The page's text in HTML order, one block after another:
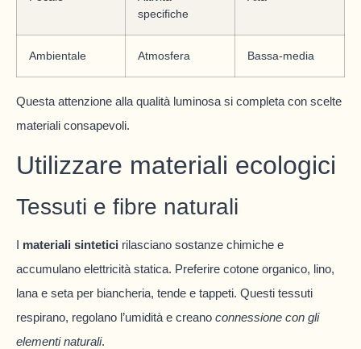
specifiche
Ambientale Atmosfera Bassa-media
Questa attenzione alla qualità luminosa si completa con scelte
materiali consapevoli.
Utilizzare materiali ecologici
Tessuti e fibre naturali
I materiali sintetici rilasciano sostanze chimiche e
accumulano elettricità statica. Preferire cotone organico, lino,
lana e seta per biancheria, tende e tappeti. Questi tessuti
respirano, regolano l’umidità e creano connessione con gli
elementi naturali.